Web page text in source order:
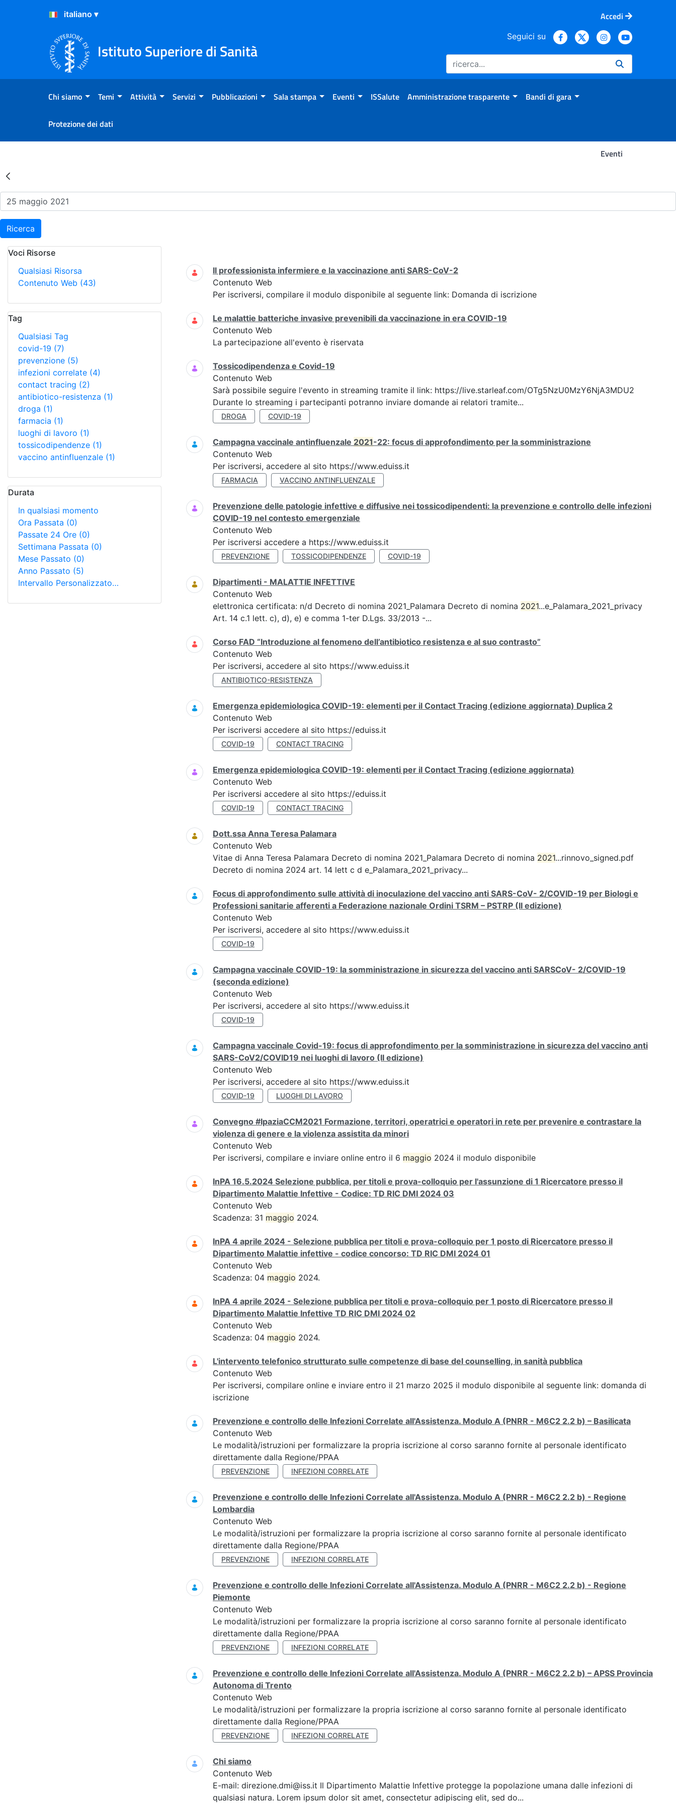
Salta al Contenuto
Salta al Footer
Accedi
Istituto Superiore di Sanità
Seguici su
Chi siamo Temi Attività Servizi Pubblicazioni Sala stampa Eventi ISSalute Amministrazione trasparente Bandi di gara
Protezione dei dati
Eventi
Risultati della Ricerca - Eventi
Ricerca
Voci Risorse
Qualsiasi Risorsa
Contenuto Web (43)
Tag
Qualsiasi Tag
covid-19 (7)
prevenzione (5)
infezioni correlate (4)
contact tracing (2)
antibiotico-resistenza (1)
droga (1)
farmacia (1)
luoghi di lavoro (1)
tossicodipendenze (1)
vaccino antinfluenzale (1)
Durata
In qualsiasi momento
Ora Passata (0)
Passate 24 Ore (0)
Settimana Passata (0)
Mese Passato (0)
Anno Passato (5)
Intervallo Personalizzato…
Ricerca
Il professionista infermiere e la vaccinazione anti SARS-CoV-2
Contenuto Web
Per iscriversi, compilare il modulo disponibile al seguente link: Domanda di iscrizione
Le malattie batteriche invasive prevenibili da vaccinazione in era COVID-19
Contenuto Web
La partecipazione all'evento è riservata
Tossicodipendenza e Covid-19
Contenuto Web
Sarà possibile seguire l'evento in streaming tramite il link: https://live.starleaf.com/OTg5NzU0MzY6NjA3MDU2
Durante lo streaming i partecipanti potranno inviare domande ai relatori tramite...
DROGA COVID-19
Campagna vaccinale antinfluenzale 2021-22: focus di approfondimento per la somministrazione
Contenuto Web
Per iscriversi, accedere al sito https://www.eduiss.it
FARMACIA VACCINO ANTINFLUENZALE
Prevenzione delle patologie infettive e diffusive nei tossicodipendenti: la prevenzione e controllo delle infezioni
COVID-19 nel contesto emergenziale
Contenuto Web
Per iscriversi accedere a https://www.eduiss.it
PREVENZIONE TOSSICODIPENDENZE COVID-19
Dipartimenti - MALATTIE INFETTIVE
Contenuto Web
elettronica certificata: n/d Decreto di nomina 2021_Palamara Decreto di nomina 2021...e_Palamara_2021_privacy
Art. 14 c.1 lett. c), d), e) e comma 1-ter D.Lgs. 33/2013 -...
Corso FAD “Introduzione al fenomeno dell’antibiotico resistenza e al suo contrasto”
Contenuto Web
Per iscriversi, accedere al sito https://www.eduiss.it
ANTIBIOTICO-RESISTENZA
Emergenza epidemiologica COVID-19: elementi per il Contact Tracing (edizione aggiornata) Duplica 2
Contenuto Web
Per iscriversi accedere al sito https://eduiss.it
COVID-19 CONTACT TRACING
Emergenza epidemiologica COVID-19: elementi per il Contact Tracing (edizione aggiornata)
Contenuto Web
Per iscriversi accedere al sito https://eduiss.it
COVID-19 CONTACT TRACING
Dott.ssa Anna Teresa Palamara
Contenuto Web
Vitae di Anna Teresa Palamara Decreto di nomina 2021_Palamara Decreto di nomina 2021...rinnovo_signed.pdf
Decreto di nomina 2024 art. 14 lett c d e_Palamara_2021_privacy...
Focus di approfondimento sulle attività di inoculazione del vaccino anti SARS-CoV- 2/COVID-19 per Biologi e
Professioni sanitarie afferenti a Federazione nazionale Ordini TSRM – PSTRP (II edizione)
Contenuto Web
Per iscriversi, accedere al sito https://www.eduiss.it
COVID-19
Campagna vaccinale COVID-19: la somministrazione in sicurezza del vaccino anti SARSCoV- 2/COVID-19
(seconda edizione)
Contenuto Web
Per iscriversi, accedere al sito https://www.eduiss.it
COVID-19
Campagna vaccinale Covid-19: focus di approfondimento per la somministrazione in sicurezza del vaccino anti
SARS-CoV2/COVID19 nei luoghi di lavoro (II edizione)
Contenuto Web
Per iscriversi, accedere al sito https://www.eduiss.it
COVID-19 LUOGHI DI LAVORO
Convegno #IpaziaCCM2021 Formazione, territori, operatrici e operatori in rete per prevenire e contrastare la
violenza di genere e la violenza assistita da minori
Contenuto Web
Per iscriversi, compilare e inviare online entro il 6 maggio 2024 il modulo disponibile
InPA 16.5.2024 Selezione pubblica, per titoli e prova-colloquio per l'assunzione di 1 Ricercatore presso il
Dipartimento Malattie Infettive - Codice: TD RIC DMI 2024 03
Contenuto Web
Scadenza: 31 maggio 2024.
InPA 4 aprile 2024 - Selezione pubblica per titoli e prova-colloquio per 1 posto di Ricercatore presso il
Dipartimento Malattie infettive - codice concorso: TD RIC DMI 2024 01
Contenuto Web
Scadenza: 04 maggio 2024.
InPA 4 aprile 2024 - Selezione pubblica per titoli e prova-colloquio per 1 posto di Ricercatore presso il
Dipartimento Malattie Infettive TD RIC DMI 2024 02
Contenuto Web
Scadenza: 04 maggio 2024.
L'intervento telefonico strutturato sulle competenze di base del counselling, in sanità pubblica
Contenuto Web
Per iscriversi, compilare online e inviare entro il 21 marzo 2025 il modulo disponibile al seguente link: domanda di
iscrizione
Prevenzione e controllo delle Infezioni Correlate all'Assistenza. Modulo A (PNRR - M6C2 2.2 b) – Basilicata
Contenuto Web
Le modalità/istruzioni per formalizzare la propria iscrizione al corso saranno fornite al personale identificato
direttamente dalla Regione/PPAA
PREVENZIONE INFEZIONI CORRELATE
Prevenzione e controllo delle Infezioni Correlate all'Assistenza. Modulo A (PNRR - M6C2 2.2 b) - Regione
Lombardia
Contenuto Web
Le modalità/istruzioni per formalizzare la propria iscrizione al corso saranno fornite al personale identificato
direttamente dalla Regione/PPAA
PREVENZIONE INFEZIONI CORRELATE
Prevenzione e controllo delle Infezioni Correlate all'Assistenza. Modulo A (PNRR - M6C2 2.2 b) - Regione
Piemonte
Contenuto Web
Le modalità/istruzioni per formalizzare la propria iscrizione al corso saranno fornite al personale identificato
direttamente dalla Regione/PPAA
PREVENZIONE INFEZIONI CORRELATE
Prevenzione e controllo delle Infezioni Correlate all'Assistenza. Modulo A (PNRR - M6C2 2.2 b) – APSS Provincia
Autonoma di Trento
Contenuto Web
Le modalità/istruzioni per formalizzare la propria iscrizione al corso saranno fornite al personale identificato
direttamente dalla Regione/PPAA
PREVENZIONE INFEZIONI CORRELATE
Chi siamo
Contenuto Web
E-mail: direzione.dmi@iss.it Il Dipartimento Malattie Infettive protegge la popolazione umana dalle infezioni di
qualsiasi natura. Lorem ipsum dolor sit amet, consectetur adipiscing elit, sed do...